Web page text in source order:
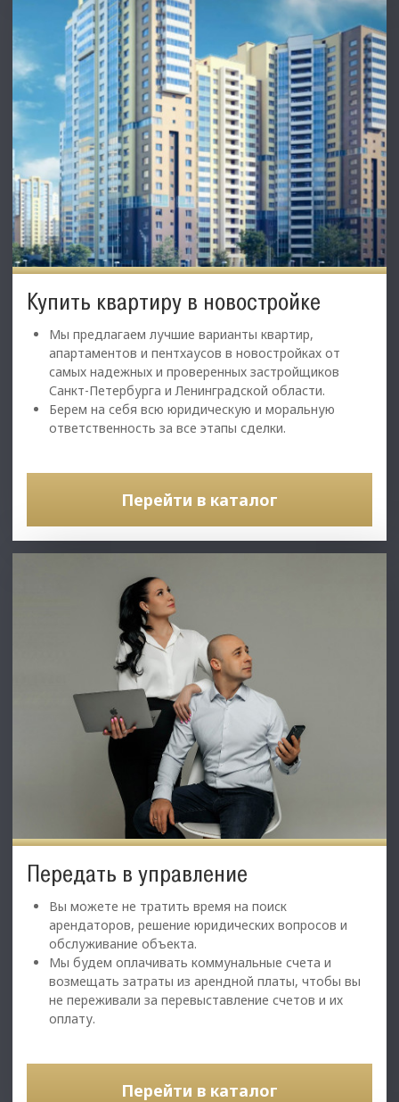
Купить квартиру в новостройке
Мы предлагаем лучшие варианты квартир,
апартаментов и пентхаусов в новостройках от
самых надежных и проверенных застройщиков
Санкт-Петербурга и Ленинградской области.
Берем на себя всю юридическую и моральную
ответственность за все этапы сделки.
Перейти в каталог
Передать в управление
Вы можете не тратить время на поиск
арендаторов, решение юридических вопросов и
обслуживание объекта.
Мы будем оплачивать коммунальные счета и
возмещать затраты из арендной платы, чтобы вы
не переживали за перевыставление счетов и их
оплату.
Перейти в каталог